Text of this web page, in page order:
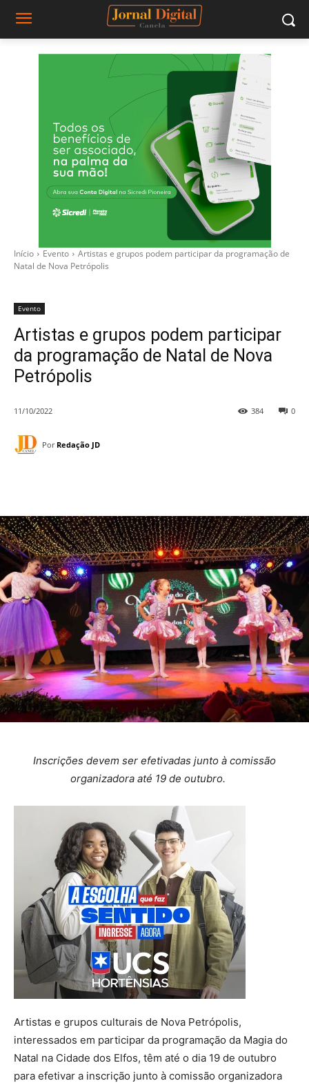
Início Evento
Artistas e grupos podem participar da programação de
Natal de Nova Petrópolis
Evento
Artistas e grupos podem participar
da programação de Natal de Nova
Petrópolis
11/10/2022 0
384
Por Redação JD
Inscrições devem ser efetivadas junto à comissão
organizadora até 19 de outubro.
Artistas e grupos culturais de Nova Petrópolis,
interessados em participar da programação da Magia do
Natal na Cidade dos Elfos, têm até o dia 19 de outubro
para efetivar a inscrição junto à comissão organizadora